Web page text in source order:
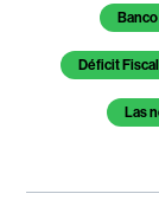
Déficit Fiscal
Las